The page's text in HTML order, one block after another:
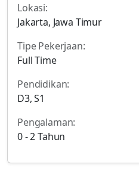
Lokasi:
Jakarta, Jawa Timur
Tipe Pekerjaan:
Full Time
Pendidikan:
D3, S1
Pengalaman:
0 - 2 Tahun